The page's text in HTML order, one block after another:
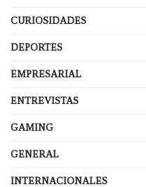
CURIOSIDADES
DEPORTES
EMPRESARIAL
ENTREVISTAS
GAMING
GENERAL
INTERNACIONALES